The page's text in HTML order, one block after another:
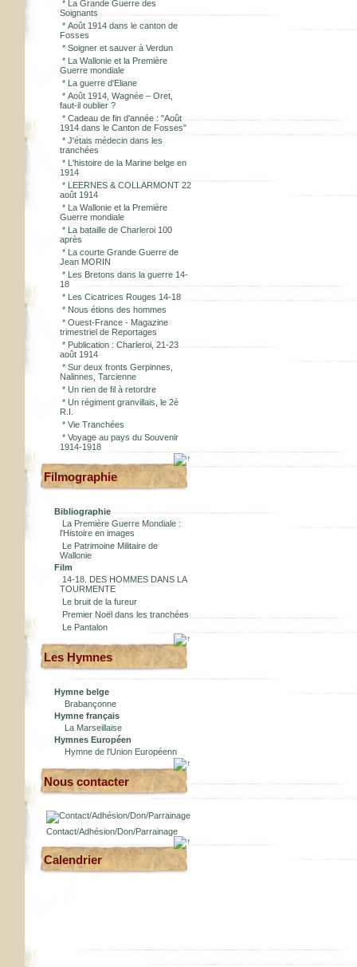
*
La Grande Guerre des
Soignants
* Août 1914 dans le canton de
Fosses
* Soigner et sauver à Verdun
* La Wallonie et la Première
Guerre mondiale
* La guerre d'Eliane
* Août 1914, Wagnée – Oret,
faut-il oublier ?
* Cadeau de fin d'année : "Août
1914 dans le Canton de Fosses"
* J'étais médecin dans les
tranchées
* L'histoire de la Marine belge en
1914
* LEERNES & COLLARMONT 22
août 1914
* La Wallonie et la Première
Guerre mondiale
* La bataille de Charleroi 100
après
* La courte Grande Guerre de
Jean MORIN
* Les Bretons dans la guerre 14-
18
* Les Cicatrices Rouges 14-18
* Nous étions des hommes
* Ouest-France - Magazine
trimestriel de Reportages
* Publication : Charleroi, 21-23
août 1914
* Sur deux fronts Gerpinnes,
Nalinnes, Tarcienne
* Un rien de fil à retordre
* Un régiment granvillais, le 2è
R.I.
* Vie Tranchées
* Voyage au pays du Souvenir
1914-1918
Filmographie
Bibliographie
La Première Guerre Mondiale :
l'Histoire en images
Le Patrimoine Militaire de
Wallonie
Film
14-18. DES HOMMES DANS LA
TOURMENTE
Le bruit de la fureur
Premier Noël dans les tranchées
Le Pantalon
Les Hymnes
Hymne belge
Brabançonne
Hymne français
La Marseillaise
Hymnes Européen
Hymne de l'Union Européenn
Nous contacter
Contact/Adhésion/Don/Parrainage
Calendrier